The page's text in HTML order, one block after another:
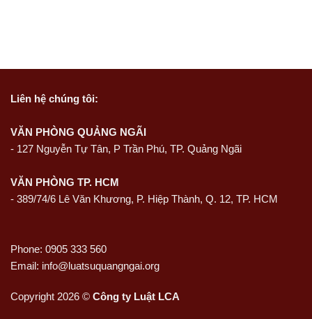
Liên hệ chúng tôi:
VĂN PHÒNG QUẢNG NGÃI
- 127 Nguyễn Tự Tân, P Trần Phú, TP. Quảng Ngãi
VĂN PHÒNG TP. HCM
- 389/74/6 Lê Văn Khương, P. Hiệp Thành, Q. 12, TP. HCM
Phone: 0905 333 560
Email: info@luatsuquangngai.org
Copyright 2026 © Công ty Luật LCA